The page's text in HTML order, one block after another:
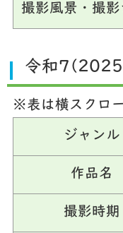
撮影風景・撮影
令和
※表は横スクロ
ジャンル
作品名
撮影時期